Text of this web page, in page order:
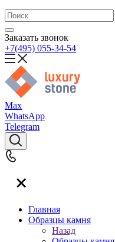
Заказать звонок
+7(495) 055-34-54
Max
WhatsApp
Telegram
Главная
Образцы камня
Назад